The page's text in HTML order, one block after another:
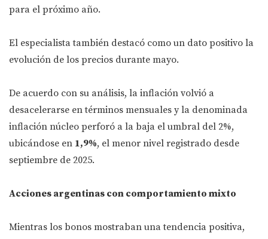
para el próximo año.
El especialista también destacó como un dato positivo la
evolución de los precios durante mayo.
De acuerdo con su análisis, la inflación volvió a
desacelerarse en términos mensuales y la denominada
inflación núcleo perforó a la baja el umbral del 2%,
ubicándose en 1,9%, el menor nivel registrado desde
septiembre de 2025.
Acciones argentinas con comportamiento mixto
Mientras los bonos mostraban una tendencia positiva,